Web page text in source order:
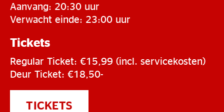
Aanvang: 20:30 uur
Verwacht einde: 23:00 uur
Tickets
Regular Ticket: €15,99 (incl. servicekosten)
Deur Ticket: €18,50-
TICKETS